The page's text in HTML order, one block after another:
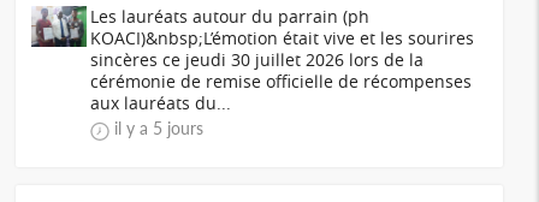
Les lauréats autour du parrain (ph
KOACI)&nbsp;L’émotion était vive et les sourires
sincères ce jeudi 30 juillet 2026 lors de la
cérémonie de remise officielle de récompenses
aux lauréats du...
il y a 5 jours